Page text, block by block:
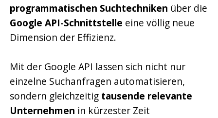
programmatischen Suchtechniken über die
Google API-Schnittstelle eine völlig neue
Dimension der Effizienz.
Mit der Google API lassen sich nicht nur
einzelne Suchanfragen automatisieren,
sondern gleichzeitig tausende relevante
Unternehmen in kürzester Zeit